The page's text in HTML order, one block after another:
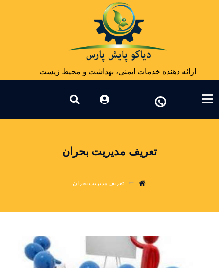
ارائه دهنده خدمات ایمنی، بهداشت و محیط زیست
تعریف مدیریت بحران
تعریف مدیریت بحران